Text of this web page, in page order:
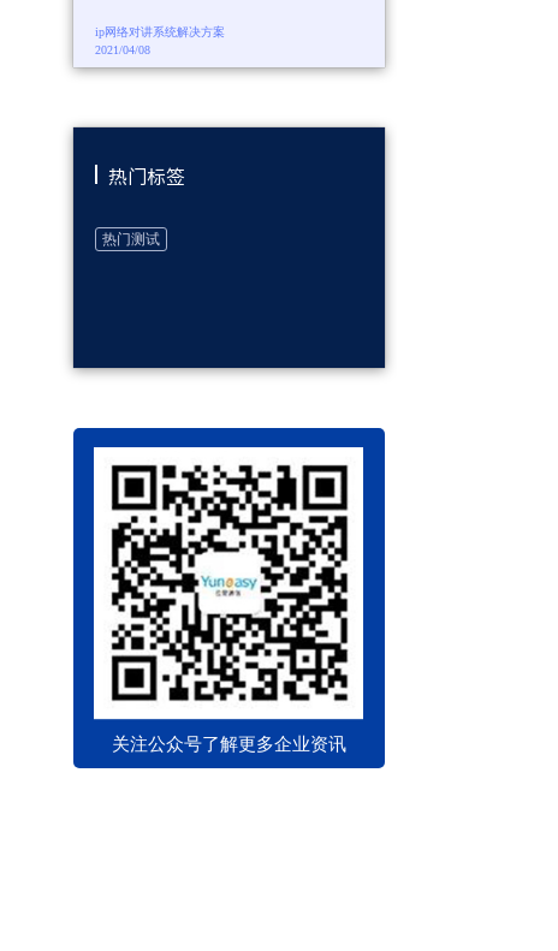
ip网络对讲系统解决方案
2021/04/08
热门标签
热门测试
关注公众号了解更多企业资讯